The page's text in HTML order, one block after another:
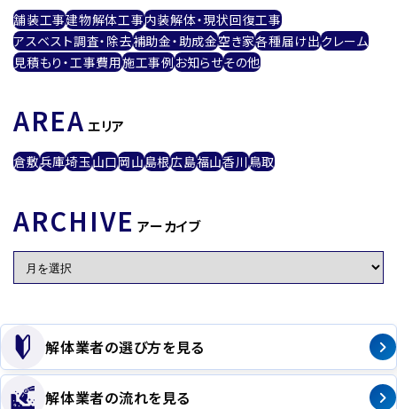
舗装工事建物解体工事内装解体・現状回復工事
アスベスト調査・除去補助金・助成金空き家各種届け出クレーム
見積もり・工事費用施工事例お知らせその他
AREA エリア
倉敷兵庫埼玉山口岡山島根広島福山香川鳥取
ARCHIVE アーカイブ
解体業者の選び方を見る
解体業者の流れを見る